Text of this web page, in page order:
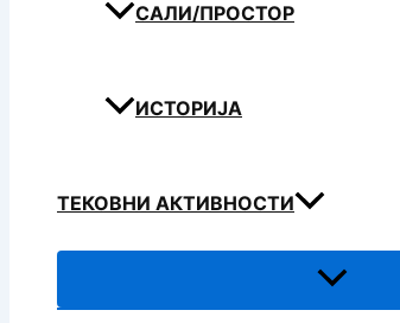
САЛИ/ПРОСТОР
ИСТОРИЈА
ТЕКОВНИ АКТИВНОСТИ